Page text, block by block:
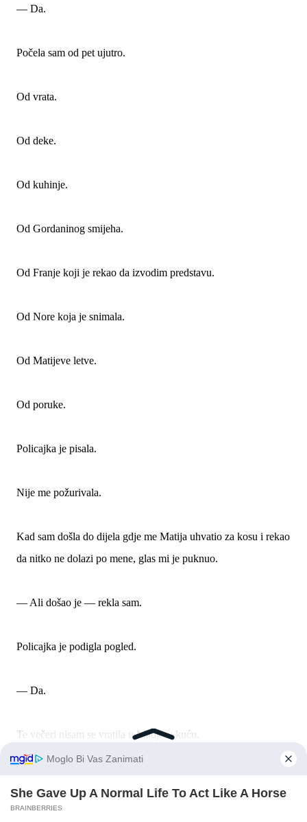
— Da.
Počela sam od pet ujutro.
Od vrata.
Od deke.
Od kuhinje.
Od Gordaninog smijeha.
Od Franje koji je rekao da izvodim predstavu.
Od Nore koja je snimala.
Od Matijeve letve.
Od poruke.
Policajka je pisala.
Nije me požurivala.
Kad sam došla do dijela gdje me Matija uhvatio za kosu i rekao
da nitko ne dolazi po mene, glas mi je puknuo.
— Ali došao je — rekla sam.
Policajka je podigla pogled.
— Da.
Te večeri nisam se vratila u Matijinu kuću.